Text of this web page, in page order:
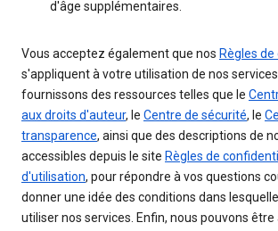
d'âge supplémentaires.
Vous acceptez également que nos Règles
s'appliquent à votre utilisation de nos
fournissons des ressources telles que le
aux droits d'auteur, le Centre de sécurité, le
transparence, ainsi que des descriptions de
accessibles depuis le site Règles de
d'utilisation, pour répondre à vos questions
donner une idée des conditions dans
utiliser nos services. Enfin, nous pouvons